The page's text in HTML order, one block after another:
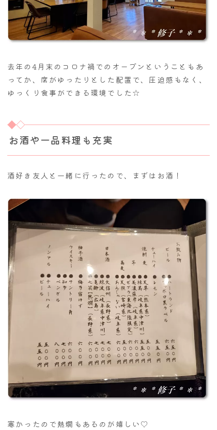
去年の4月末のコロナ禍でのオープンということもあ
ってか、席がゆったりとした配置で、圧迫感もなく、
ゆっくり食事ができる環境でした☆
お酒や一品料理も充実
酒好き友人と一緒に行ったので、まずはお酒！
寒かったので熱燗もあるのが嬉しい♡